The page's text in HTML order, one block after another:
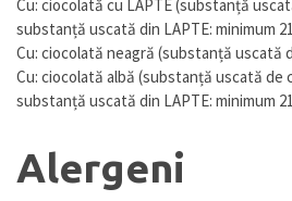
Cu: ciocolată cu LAPTE (substanță
substanță uscată din LAPTE: minimum
Cu: ciocolată neagră (substanță uscată
Cu: ciocolată albă (substanță uscată de
substanță uscată din LAPTE: minimum
Alergeni